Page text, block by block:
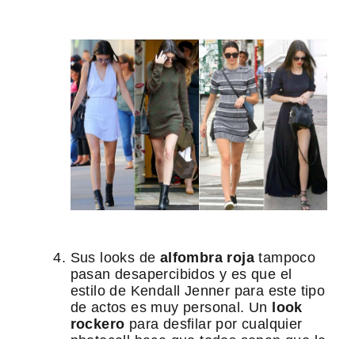
Sus looks de alfombra rojatampoco
pasan desapercibidos y es que el
estilo de Kendall Jenner para este tipo
de actos es muy personal. Un
look
rockero para desfilar por cualquier